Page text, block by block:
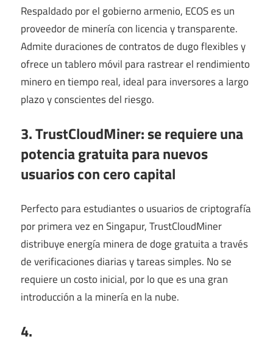
Respaldado por el gobierno armenio, ECOS es un
proveedor de minería con licencia y transparente.
Admite duraciones de contratos de dugo flexibles y
ofrece un tablero móvil para rastrear el rendimiento
minero en tiempo real, ideal para inversores a largo
plazo y conscientes del riesgo.
3. TrustCloudMiner: se requiere una
potencia gratuita para nuevos
usuarios con cero capital
Perfecto para estudiantes o usuarios de criptografía
por primera vez en Singapur, TrustCloudMiner
distribuye energía minera de doge gratuita a través
de verificaciones diarias y tareas simples. No se
requiere un costo inicial, por lo que es una gran
introducción a la minería en la nube.
4.